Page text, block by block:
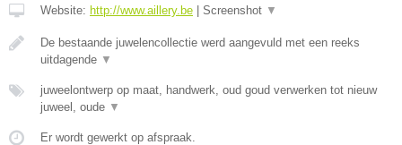
Website: http://www.aillery.be | Screenshot ▼
De bestaande juwelencollectie werd aangevuld met een reeks
uitdagende ▼
juweelontwerp op maat, handwerk, oud goud verwerken tot nieuw
juweel, oude ▼
Er wordt gewerkt op afspraak.